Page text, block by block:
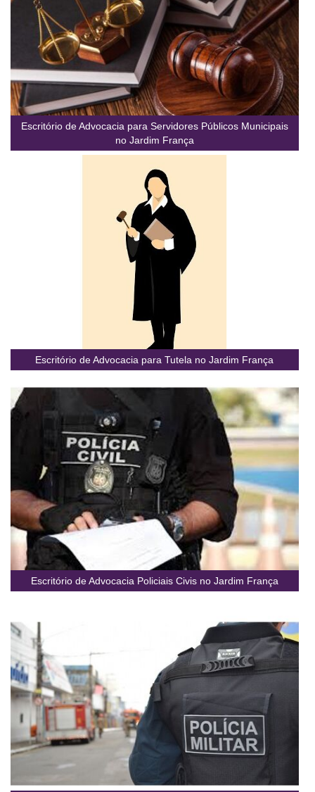
Escritório de Advocacia para Servidores Públicos Municipais
no Jardim França
Escritório de Advocacia para Tutela no Jardim França
Escritório de Advocacia Policiais Civis no Jardim França